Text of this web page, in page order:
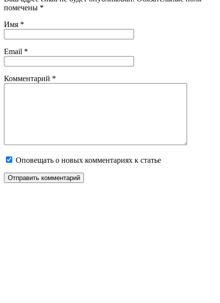
помечены *
Имя *
Email *
Комментарий *
Оповещать о новых комментариях к статье